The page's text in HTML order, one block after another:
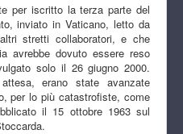
per iscritto la terza parte del
inviato in Vaticano, letto da
stretti collaboratori, e che
avrebbe dovuto essere reso
solo il 26 giugno 2000.
erano state avanzate
per lo più catastrofiste, come
il 15 ottobre 1963 sul